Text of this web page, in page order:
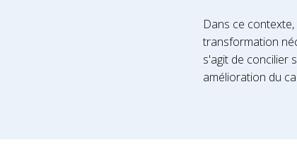
Dans ce
transformation
s'agit de concilier
amélioration du